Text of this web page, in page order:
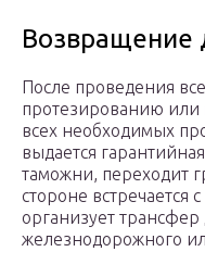
Возвращение
После проведения
протезированию или
всех необходимых
выдается
таможни, переходит
стороне
организует трансфер
железнодорожного